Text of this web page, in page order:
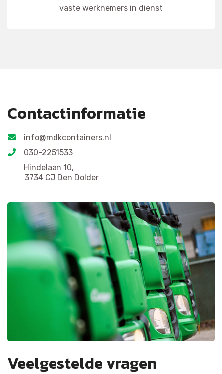
vaste werknemers in dienst
Contactinformatie
info@mdkcontainers.nl
030-2251533
Hindelaan 10,
3734 CJ Den Dolder
Veelgestelde vragen